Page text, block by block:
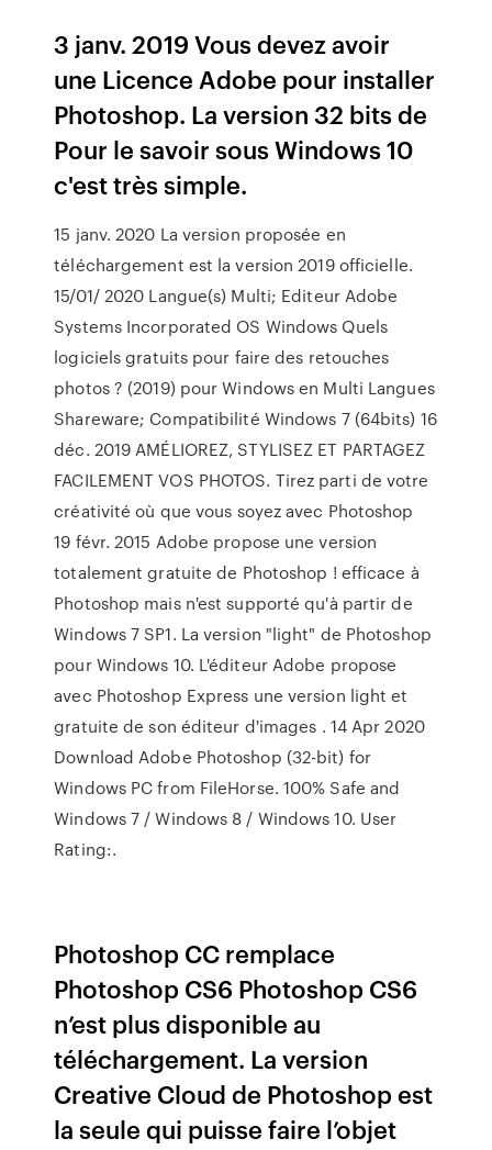
3 janv. 2019 Vous devez avoir
une Licence Adobe pour installer
Photoshop. La version 32 bits de
Pour le savoir sous Windows 10
c'est très simple.
15 janv. 2020 La version proposée en
téléchargement est la version 2019 officielle.
15/01/ 2020 Langue(s) Multi; Editeur Adobe
Systems Incorporated OS Windows Quels
logiciels gratuits pour faire des retouches
photos ? (2019) pour Windows en Multi Langues
Shareware; Compatibilité Windows 7 (64bits) 16
déc. 2019 AMÉLIOREZ, STYLISEZ ET PARTAGEZ
FACILEMENT VOS PHOTOS. Tirez parti de votre
créativité où que vous soyez avec Photoshop
19 févr. 2015 Adobe propose une version
totalement gratuite de Photoshop ! efficace à
Photoshop mais n'est supporté qu'à partir de
Windows 7 SP1. La version "light" de Photoshop
pour Windows 10. L'éditeur Adobe propose
avec Photoshop Express une version light et
gratuite de son éditeur d'images . 14 Apr 2020
Download Adobe Photoshop (32-bit) for
Windows PC from FileHorse. 100% Safe and
Windows 7 / Windows 8 / Windows 10. User
Rating:.
Photoshop CC remplace
Photoshop CS6 Photoshop CS6
n’est plus disponible au
téléchargement. La version
Creative Cloud de Photoshop est
la seule qui puisse faire l’objet